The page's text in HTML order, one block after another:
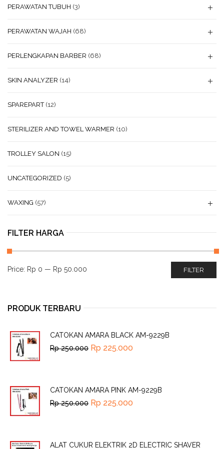
PERAWATAN TUBUH (3)
PERAWATAN WAJAH (68)
PERLENGKAPAN BARBER (68)
SKIN ANALYZER (14)
SPAREPART (12)
STERILIZER AND TOWEL WARMER (10)
TROLLEY SALON (15)
UNCATEGORIZED (5)
WAXING (57)
FILTER HARGA
FILTER
Price: Rp 0 — Rp 50.000
PRODUK TERBARU
CATOKAN AMARA BLACK AM-9229B
Rp250.000 Rp 225.000
CATOKAN AMARA PINK AM-9229B
Rp250.000 Rp 225.000
ALAT CUKUR ELEKTRIK 2D ELECTRIC SHAVER